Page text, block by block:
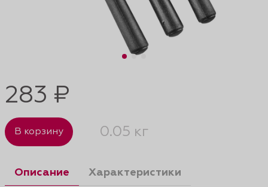
283 ₽
В корзину 0.05 кг
Описание Характеристики